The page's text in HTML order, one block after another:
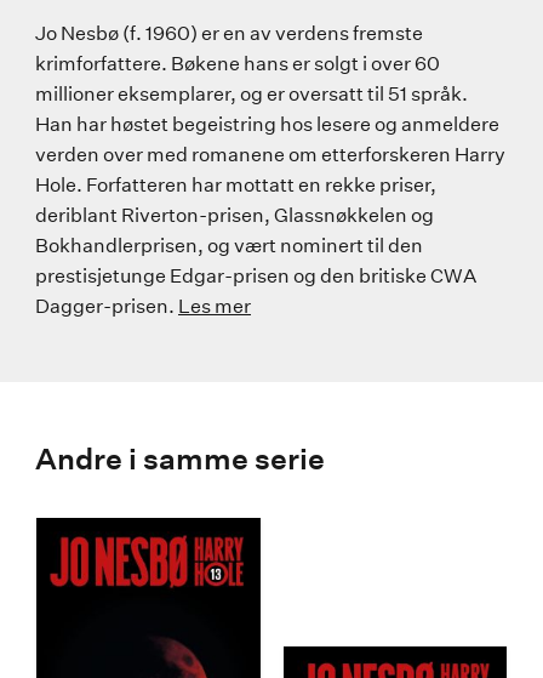
Jo Nesbø (f. 1960) er en av verdens fremste
krimforfattere. Bøkene hans er solgt i over 60
millioner eksemplarer, og er oversatt til 51 språk.
Han har høstet begeistring hos lesere og anmeldere
verden over med romanene om etterforskeren Harry
Hole. Forfatteren har mottatt en rekke priser,
deriblant Riverton-prisen, Glassnøkkelen og
Bokhandlerprisen, og vært nominert til den
prestisjetunge Edgar-prisen og den britiske CWA
Dagger-prisen. Les mer
Andre i samme serie